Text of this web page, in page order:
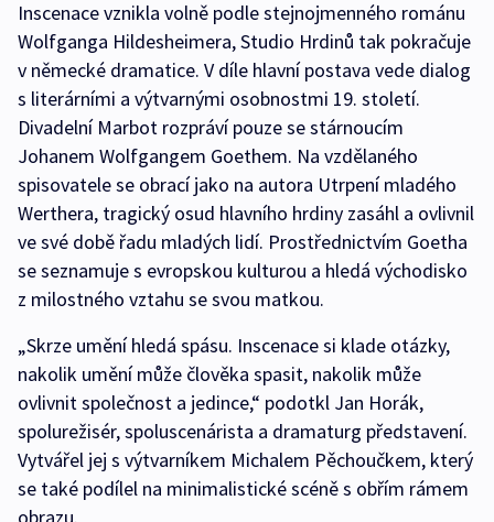
Inscenace vznikla volně podle stejnojmenného románu
Wolfganga Hildesheimera, Studio Hrdinů tak pokračuje
v německé dramatice. V díle hlavní postava vede dialog
s literárními a výtvarnými osobnostmi 19. století.
Divadelní Marbot rozpráví pouze se stárnoucím
Johanem Wolfgangem Goethem. Na vzdělaného
spisovatele se obrací jako na autora Utrpení mladého
Werthera, tragický osud hlavního hrdiny zasáhl a ovlivnil
ve své době řadu mladých lidí. Prostřednictvím Goetha
se seznamuje s evropskou kulturou a hledá východisko
z milostného vztahu se svou matkou.
„Skrze umění hledá spásu. Inscenace si klade otázky,
nakolik umění může člověka spasit, nakolik může
ovlivnit společnost a jedince,“ podotkl Jan Horák,
spolurežisér, spoluscenárista a dramaturg představení.
Vytvářel jej s výtvarníkem Michalem Pěchoučkem, který
se také podílel na minimalistické scéně s obřím rámem